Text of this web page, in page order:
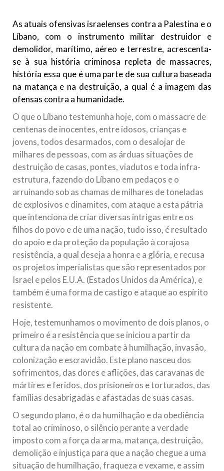
10 DE NOVEMBRO DE 2013
Falecimento do Imam Ali Ibn Al-Hussein
(A.S.)
Em nome de Deus, o Clemente, o Misericordioso! Diante da
data em que relembramos o martírio do quarto Imam dos
muçulmanos, o Imam Ali Ibn Al-Hussein Ibn Ali Ibn Abi Táleb
(A.S.), conhecido por “Zein Al-Ábidin” (Formosura
3 DE JULHO DE 2014
Centro Islâmico no Brasil recebe o ex-
ministro das Relações Exteriores da
República Islâmica do Irã
Na noite da quinta-feira, 03 de Abril, o Centro Islâmico no
Brasil recebeu em sua sede, em São Paulo, o ex-ministro das
Relações Exteriores da República Islâmica do Irã, Sr. Kamal
Kharrazi, que encontra-se visitando
As atuais ofensivas israelenses contra a Palestina e o
Líbano, com o instrumento militar destruidor e
demolidor, marítimo, aéreo e terrestre, acrescenta-
se à sua história criminosa repleta de massacres,
história essa que é uma parte de sua cultura baseada
na matança e na destruição, a qual é a imagem das
ofensas contra a humanidade.
O que o Líbano testemunha hoje, com o massacre de
centenas de inocentes, entre idosos, crianças e
jovens, todos desarmados, com o desalojar de
milhares de pessoas, com as árduas situações de
destruição de casas, pontes, viadutos e toda infra-
estrutura, fazendo do Líbano em pedaços e o
arruinando sob as chamas de milhares de toneladas
de explosivos e dinamites, com ataque a esta pátria
que intenciona de criar diversas intrigas entre os
filhos do povo e de uma nação, tudo isso, é resultado
do apoio e da proteção da população à corajosa
resistência, a qual deseja a honra e a glória, e recusa
os projetos imperialistas que são representados por
Israel e pelos E.U.A. (Estados Unidos da América), e
também é uma forma de castigo e ataque ao espírito
resistente.
Hoje, testemunhamos o movimento de dois planos, o
primeiro é a resistência que se iniciou a partir da
cultura da nação em combate à humilhação, invasão,
colonização e escravidão. Este plano nasceu dos
sofrimentos, das dores e aflições, das caravanas de
mártires e feridos, dos prisioneiros e torturados, das
famílias desabrigadas e afastadas de suas casas.
O segundo plano, é o da humilhação e da obediência
total ao criminoso, o silêncio perante a verdade
imposto com a força da arma, matança, destruição,
demolição e injustiça para que a nação chegue a uma
situação de humilhação, fraqueza e vexame, e assim